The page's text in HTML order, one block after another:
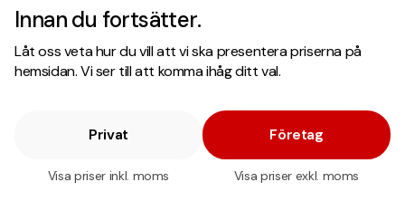
Innan du fortsätter.
Låt oss veta hur du vill att vi ska presentera priserna på
hemsidan. Vi ser till att komma ihåg ditt val.
Privat
Visa priser inkl. moms
Företag
Visa priser exkl. moms
Designskiss inom 1 h
Fri offert
Snabb leverans
Copyright © 2026 . Brand New Profile AB